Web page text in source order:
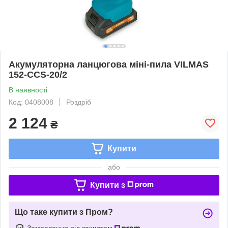
Акумуляторна ланцюгова міні-пила VILMAS
152-CCS-20/2
В наявності
Код: 0408008
Роздріб
2 124 ₴
Купити
або
Купити з
Що таке купити з Пром?